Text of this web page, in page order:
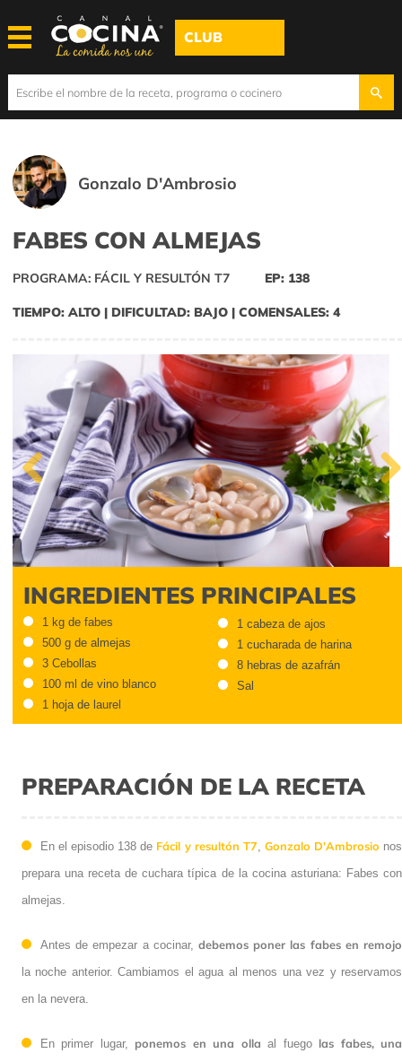
CLUB
Gonzalo D'Ambrosio
FABES CON ALMEJAS
PROGRAMA: FÁCIL Y RESULTÓN T7 EP: 138
TIEMPO: ALTO | DIFICULTAD: BAJO | COMENSALES: 4
Previous Next
INGREDIENTES PRINCIPALES
1 kg de fabes
500 g de almejas
3 Cebollas
100 ml de vino blanco
1 hoja de laurel
1 cabeza de ajos
1 cucharada de harina
8 hebras de azafrán
Sal
PREPARACIÓN DE LA RECETA
En el episodio 138 de Fácil y resultón T7 Gonzalo D'Ambrosio nos
prepara una receta de cuchara típica de la cocina asturiana: Fabes con
almejas.
Antes de empezar a cocinar, debemos poner las fabes en remojo
la noche anterior. Cambiamos el agua al menos una vez y reservamos
en la nevera.
En primer lugar, ponemos en una olla al fuego las fabes, una